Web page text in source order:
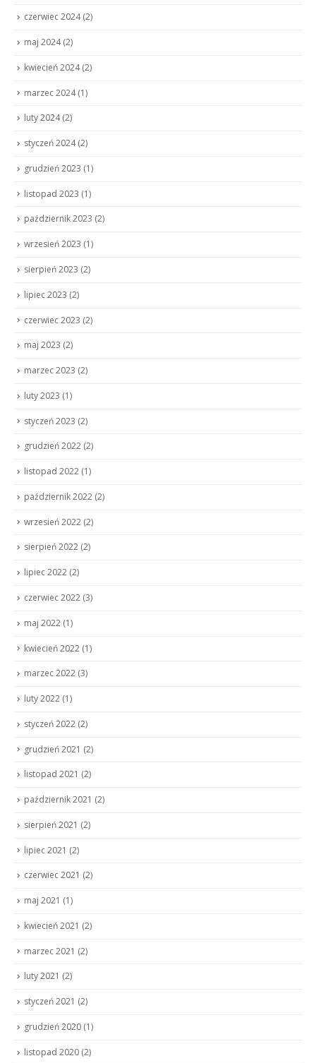
czerwiec 2024(2)
maj 2024(2)
kwiecień 2024(2)
marzec 2024(1)
luty 2024(2)
styczeń 2024(2)
grudzień 2023 (1)
listopad 2023 (1)
październik 2023 (2)
wrzesień 2023 (1)
sierpień 2023 (2)
lipiec 2023 (2)
czerwiec 2023 (2)
maj 2023 (2)
marzec 2023 (2)
luty 2023 (1)
styczeń 2023 (2)
grudzień 2022 (2)
listopad 2022 (1)
październik 2022 (2)
wrzesień 2022 (2)
sierpień 2022 (2)
lipiec 2022 (2)
czerwiec 2022 (3)
maj 2022 (1)
kwiecień 2022 (1)
marzec 2022 (3)
luty 2022 (1)
styczeń 2022 (2)
grudzień 2021 (2)
listopad 2021 (2)
październik 2021 (2)
sierpień 2021 (2)
lipiec 2021 (2)
czerwiec 2021 (2)
maj 2021 (1)
kwiecień 2021 (2)
marzec 2021 (2)
luty 2021 (2)
styczeń 2021 (2)
grudzień 2020 (1)
listopad 2020 (2)